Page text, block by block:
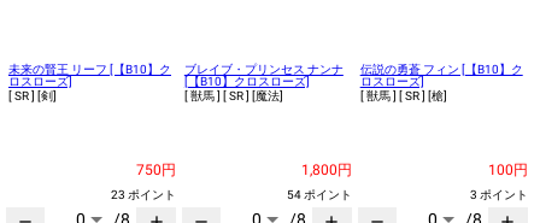
未来の賢王 リーフ [【B10】ク
ロスローズ]
[ SR ] [剣]
750円
23 ポイント
ブレイブ・プリンセス ナンナ
[【B10】クロスローズ]
[ 獣馬 ] [ SR ] [魔法]
1,800円
54 ポイント
伝説の勇蒼 フィン [【B10】ク
ロスローズ]
[ 獣馬 ] [ SR ] [槍]
100円
3 ポイント